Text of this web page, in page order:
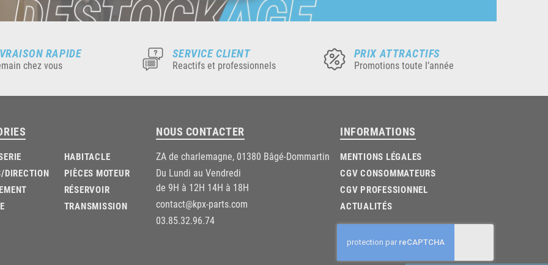
RAPIDE
chez vous
SERVICE CLIENT
Reactifs et professionnels
PRIX ATTRACTIFS
Promotions toute l’année
DIRECTION
HABITACLE
PIÈCES MOTEUR
RÉSERVOIR
TRANSMISSION
NOUS CONTACTER
ZA de charlemagne, 01380 Bâgé-Dommartin
Du Lundi au Vendredi
de 9H à 12H 14H à 18H
contact@kpx-parts.com
03.85.32.96.74
INFORMATIONS
MENTIONS LÉGALES
CGV CONSOMMATEURS
CGV PROFESSIONNEL
ACTUALITÉS